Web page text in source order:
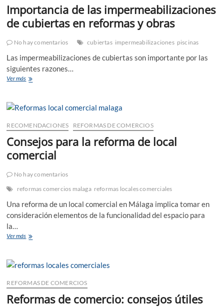
Importancia de las impermeabilizaciones
de cubiertas en reformas y obras
No hay comentarios cubiertas impermeabilizaciones piscinas
Las impermeabilizaciones de cubiertas son importante por las
siguientes razones…
Ver másImportancia
impermeabilizaciones
cubiertas
en
reformas
obras
RECOMENDACIONES REFORMAS DE COMERCIOS
Consejos para la reforma de local
comercial
No hay comentarios
reformas comercios malaga reformas locales comerciales
Una reforma de un local comercial en Málaga implica tomar en
consideración elementos de la funcionalidad del espacio para
la…
Ver másConsejos
reforma
local
comercial
REFORMAS DE COMERCIOS
Reformas de comercio: consejos útiles